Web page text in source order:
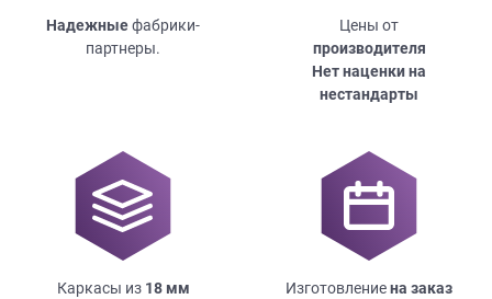
Надежныефабрики-
партнеры.
Цены от
производителя
Нет наценки на
нестандарты
Каркасы из 18мм
Изготовлениена заказ